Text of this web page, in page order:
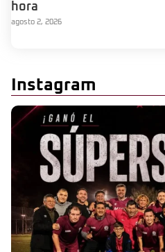
hora
agosto 2, 2026
Instagram